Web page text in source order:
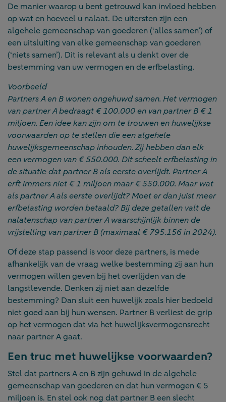
De manier waarop u bent getrouwd kan invloed hebben
op wat en hoeveel u nalaat. De uitersten zijn een
algehele gemeenschap van goederen (‘alles samen’) of
een uitsluiting van elke gemeenschap van goederen
(‘niets samen’). Dit is relevant als u denkt over de
bestemming van uw vermogen en de erfbelasting.
Voorbeeld
Partners A en B wonen ongehuwd samen. Het vermogen
van partner A bedraagt € 100.000 en van partner B € 1
miljoen. Een idee kan zijn om te trouwen en huwelijkse
voorwaarden op te stellen die een algehele
huwelijksgemeenschap inhouden. Zij hebben dan elk
een vermogen van € 550.000. Dit scheelt erfbelasting in
de situatie dat partner B als eerste overlijdt. Partner A
erft immers niet € 1 miljoen maar € 550.000. Maar wat
als partner A als eerste overlijdt? Moet er dan juist meer
erfbelasting worden betaald? Bij deze getallen valt de
nalatenschap van partner A waarschijnlijk binnen de
vrijstelling van partner B (maximaal € 795.156 in 2024).
Of deze stap passend is voor deze partners, is mede
afhankelijk van de vraag welke bestemming zij aan hun
vermogen willen geven bij het overlijden van de
langstlevende. Denken zij niet aan dezelfde
bestemming? Dan sluit een huwelijk zoals hier bedoeld
niet goed aan bij hun wensen. Partner B verliest de grip
op het vermogen dat via het huwelijksvermogensrecht
naar partner A gaat.
Een truc met huwelijkse voorwaarden?
Stel dat partners A en B zijn gehuwd in de algehele
gemeenschap van goederen en dat hun vermogen € 5
miljoen is. En stel ook nog dat partner B een slecht